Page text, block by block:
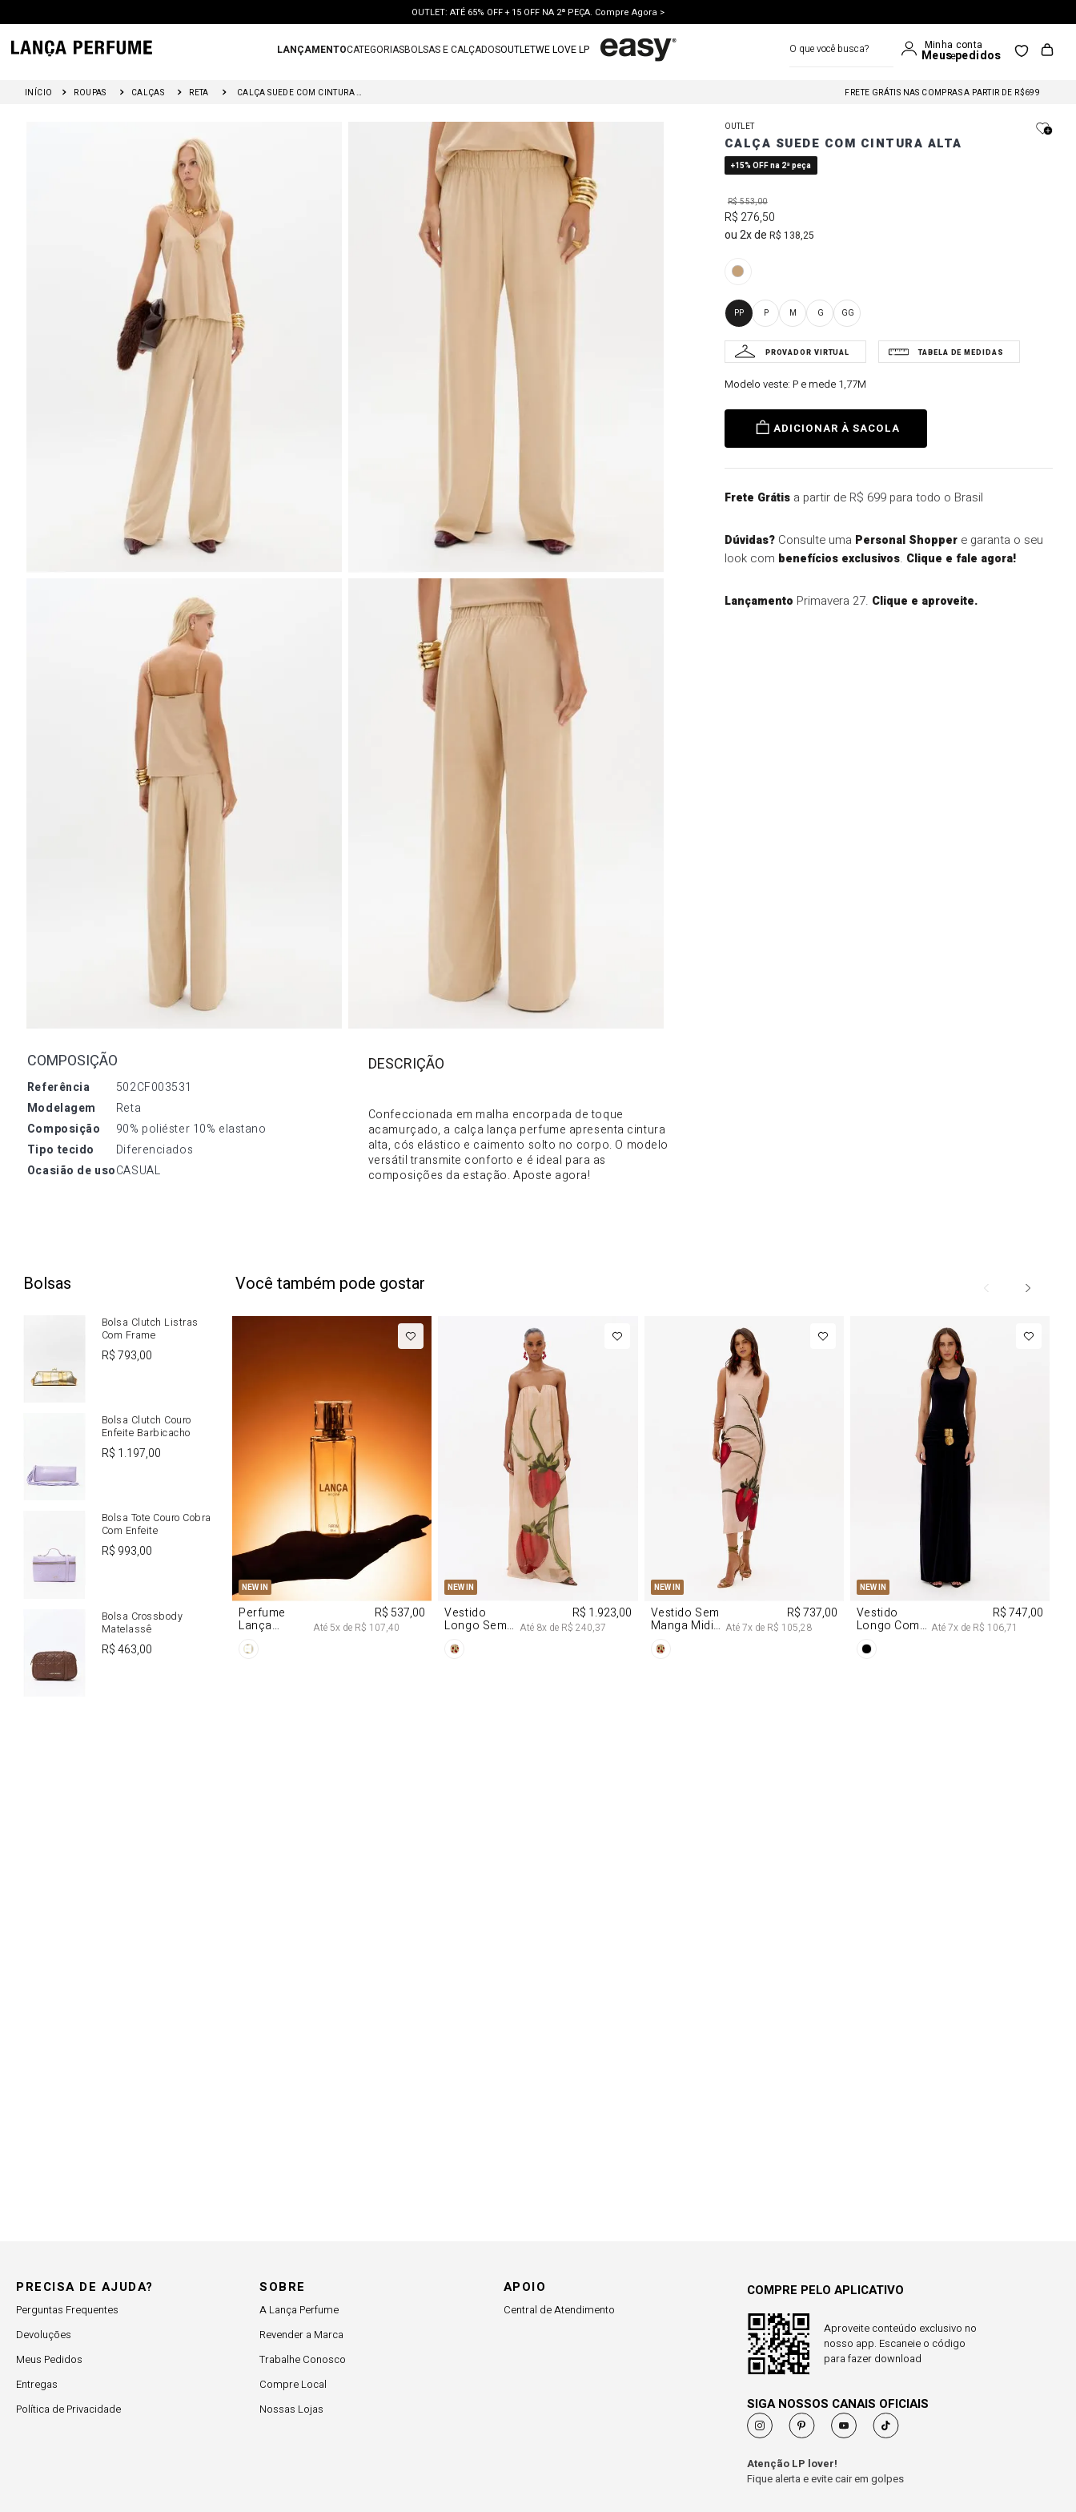
OUTLET: ATÉ 65% OFF + 15 OFF NA 2ª PEÇA. Compre Agora >
LANÇAMENTOCATEGORIASBOLSAS E CALÇADOSOUTLETWE LOVE LP
ROUPAS CALÇAS RETA CALÇA SUEDE COM CINTURA ALTA FRETE GRÁTIS NAS COMPRAS A PARTIR DE R$699
FRETE GRÁTIS NAS COMPRAS A PARTIR DE R$699
COMPOSIÇÃO
referência
502CF003531
modelagem
Reta
composição
90% poliéster 10% elastano
tipo tecido
Diferenciados
ocasião de usoCASUAL
Confeccionada em malha encorpada de toque
acamurçado, a calça lança perfume apresenta cintura
alta, cós elástico e caimento solto no corpo. O modelo
versátil transmite conforto e é ideal para as
composições da estação. Aposte agora!
OUTLET
CALÇA SUEDE COM CINTURA ALTA
+15% OFF na 2ª peça
R$553,00
R$ 276,50
2
R$ 138,25
PP P M G GG
Modelo veste: P e mede 1,77M
ADICIONAR À SACOLA
Frete Grátisa partir de R$ 699 para todo o Brasil
Dúvidas?Consulte uma Personal Shoppere garanta o seu
look com benefícios exclusivos. Clique e fale agora!
Lançamento Primavera 27. Clique e aproveite.
Bolsas
Bolsa Clutch Listras
Com Frame
R$793,00
Bolsa Clutch Couro
Enfeite Barbicacho
R$ 1.197,00
Bolsa Tote Couro Cobra
Com Enfeite
R$ 993,00
Bolsa Crossbody
Matelassê
R$463,00
Você também pode gostar
NEW IN
U
Perfume
Lança
R$ 537,00
Até 5x de R$ 107,40
NEW IN
M G
Vestido
Longo Sem
Chiffon
R$ 1.923,00
Até 8x de R$ 240,37
NEW IN
PP M
Vestido Sem
Manga Midi
Morango
R$ 737,00
Até7x de R$ 105,28
NEW IN
PP M
Vestido
Longo Com
Na Frente
R$ 747,00
Até7x de R$ 106,71
PRECISA DE AJUDA?
Perguntas Frequentes
Devoluções
Meus Pedidos
Entregas
Política de Privacidade
SOBRE
A Lança Perfume
Revender a Marca
Trabalhe Conosco
Compre Local
Nossas Lojas
APOIO
Central de Atendimento
COMPRE PELO APLICATIVO
Aproveite conteúdo exclusivo no
nosso app. Escaneie o código
para fazer download
SIGA NOSSOS CANAIS OFICIAIS
Atenção LP lover!
Fique alerta e evite cair em golpes
2º
bolsa
º
calca jeans
4º
blusa
5º
6 º
7º